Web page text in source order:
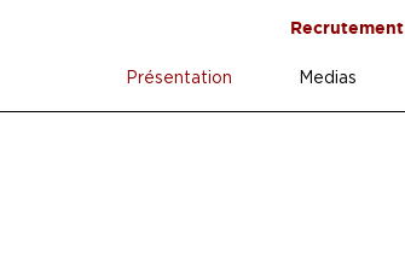
Recrutement
Présentation Medias